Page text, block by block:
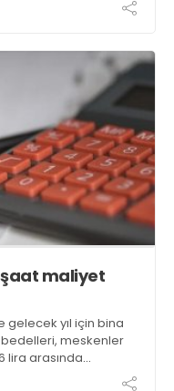
maliyet
gelecek yıl için bina
meskenler
lira arasında